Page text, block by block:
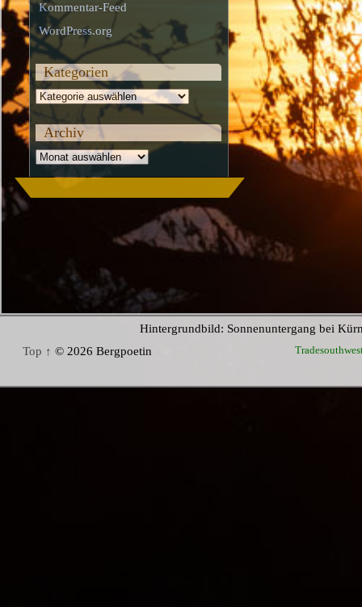
Kommentar-Feed
WordPress.org
Kategorien
Kategorien
Archiv
Archiv
Hintergrundbild: Sonnenuntergang bei
Top ↑ © 2026 Bergpoetin